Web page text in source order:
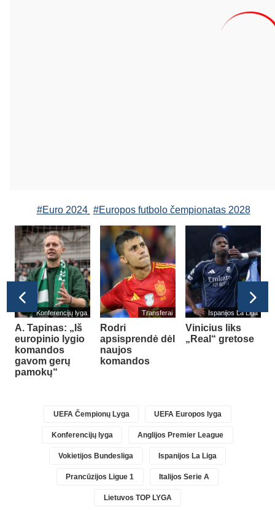
#Euro 2024 #Europos futbolo čempionatas 2028
Konferencijų lyga
A. Tapinas: „Iš
europinio lygio
komandos
gavom gerų
pamokų“
Transferai
Rodri
apsisprendė dėl
naujos
komandos
Ispanijos La Liga
Vinicius liks
„Real“ gretose
UEFA Čempionų Lyga UEFA Europos lyga
Konferencijų lyga Anglijos Premier League
Vokietijos Bundesliga Ispanijos La Liga
Prancūzijos Ligue 1 Italijos Serie A
Lietuvos TOP LYGA